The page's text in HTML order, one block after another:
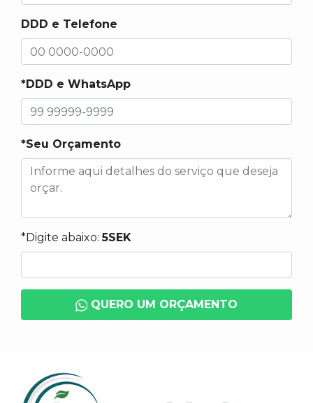
DDD e Telefone
*DDD e WhatsApp
*Seu Orçamento
*Digite abaixo:5SEK
QUERO UM ORÇAMENTO